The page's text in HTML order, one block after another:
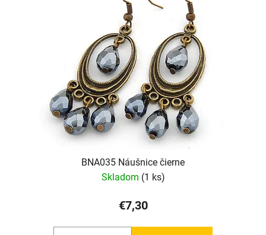
BNA035 Náušnice čierne
Skladom (1 ks)
€7,30